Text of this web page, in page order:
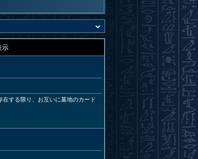
示
する限り、お互いに墓地のカード